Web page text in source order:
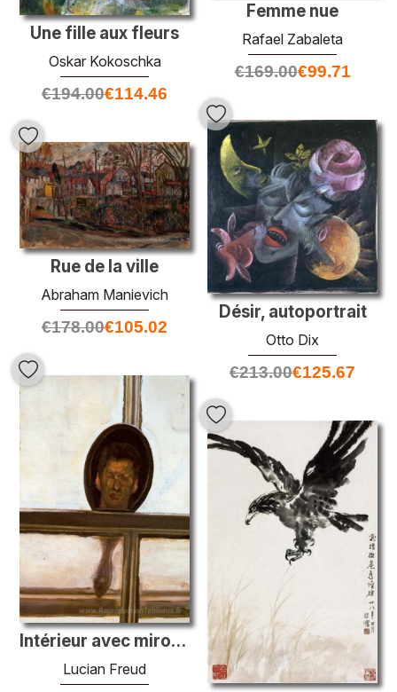
Femme nue
Rafael Zabaleta
€169.00€99.71
Une fille aux fleurs
Oskar Kokoschka
€194.00€114.46
Désir, autoportrait
Otto Dix
€213.00€125.67
Rue de la ville
Abraham Manievich
€178.00€105.02
Intérieur avec miroir à main (autoportrait)
Lucian Freud